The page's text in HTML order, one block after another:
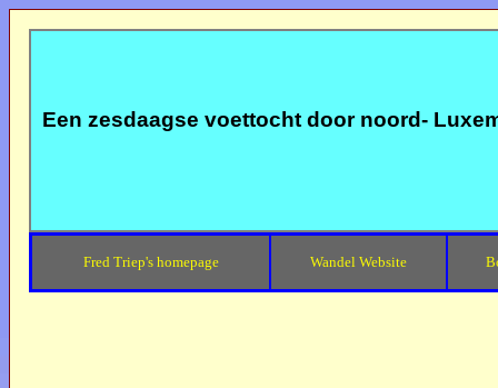
Een zesdaagse voettocht door noord-
Fred Triep's homepage Wandel Website